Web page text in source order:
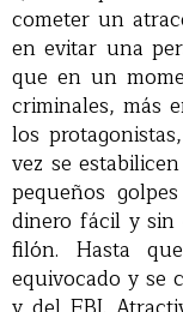
cometer un
en evitar una
que en un
criminales, más
los
vez se
pequeños
dinero fácil y
filón. Hasta
equivocado y se